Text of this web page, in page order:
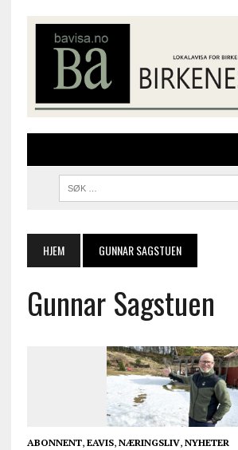
HJEM GUNNAR SAGSTUEN
Gunnar Sagstuen
ABONNENT, EAVIS, NÆRINGSLIV, NYHETER